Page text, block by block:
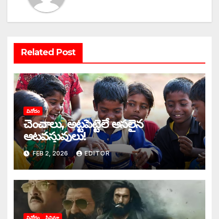
Related Post
వినోదం
చెంచాలు, అట్టపెట్టెలే అసలైన
ఆటవస్తువులు!
FEB 2, 2026 EDITOR
వినోదం సినిమా